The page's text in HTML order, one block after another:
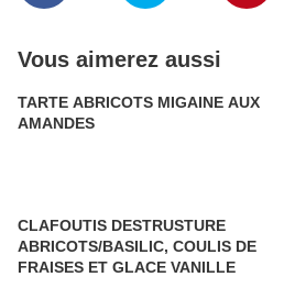
Vous aimerez aussi
TARTE ABRICOTS MIGAINE AUX
AMANDES
CLAFOUTIS DESTRUSTURE
ABRICOTS/BASILIC, COULIS DE
FRAISES ET GLACE VANILLE